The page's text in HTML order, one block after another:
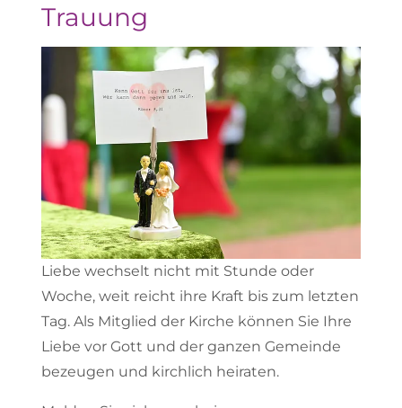
Trauung
Liebe wechselt nicht mit Stunde oder
Woche, weit reicht ihre Kraft bis zum letzten
Tag. Als Mitglied der Kirche können Sie Ihre
Liebe vor Gott und der ganzen Gemeinde
bezeugen und kirchlich heiraten.